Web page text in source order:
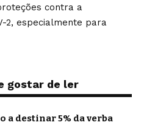
contra a
2, especialmente para
gostar de ler
a destinar 5% da verba